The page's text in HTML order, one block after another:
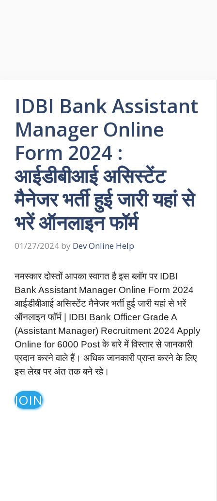
IDBI Bank Assistant
Manager Online
Form 2024 :
आईडीबीआई असिस्टेंट
मैनेजर भर्ती हुई जारी यहां से
भरें ऑनलाइन फॉर्म
01/27/2024 by Dev Online Help
नमस्कार दोस्तों आपका स्वागत है इस ब्लॉग पर IDBI
Bank Assistant Manager Online Form 2024
आईडीबीआई असिस्टेंट मैनेजर भर्ती हुई जारी यहां से भरें
ऑनलाइन फॉर्म | IDBI Bank Officer Grade A
(Assistant Manager) Recruitment 2024 Apply
Online for 6000 Post के बारे में विस्तार से जानकारी
प्रदान करने वाले हैं। अधिक जानकारी प्राप्त करने के लिए
इस लेख पर अंत तक बने रहे।
JOIN